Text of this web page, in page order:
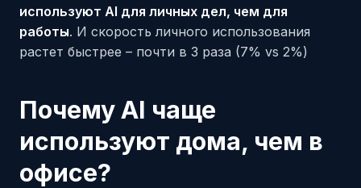
используют AI для личных дел, чем для
работы. И скорость личного использования
растет быстрее – почти в 3 раза (7% vs 2%)
Почему AI чаще
используют дома, чем в
офисе?